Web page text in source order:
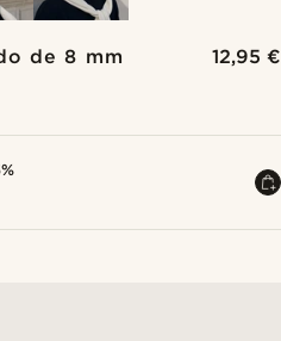
de 8 mm 12,95 €